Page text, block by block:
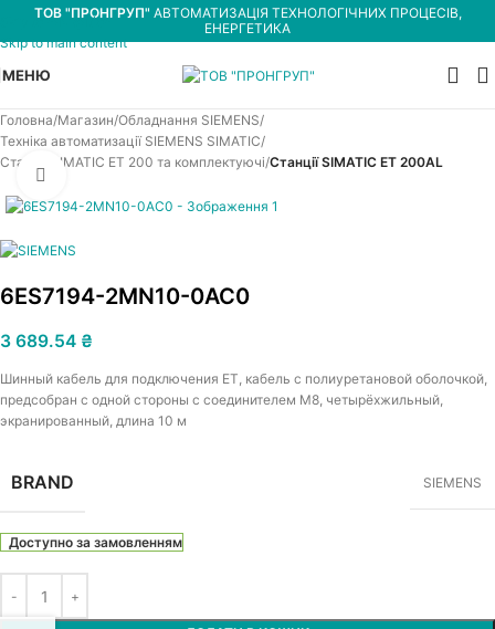
Skip to navigation
Skip to main content
ТОВ "ПРОНГРУП" АВТОМАТИЗАЦІЯ ТЕХНОЛОГІЧНИХ ПРОЦЕСІВ,
ЕНЕРГЕТИКА
МЕНЮ
Головна Магазин Обладнання SIEMENS
Техніка автоматизації SIEMENS SIMATIC
Станції SIMATIC ET 200 та комплектуючі Станції SIMATIC ET 200AL
6ES7194-2MN10-0AC0
3 689.54 ₴
Шинный кабель для подключения ET, кабель с полиуретановой оболочкой,
предсобран с одной стороны с соединителем M8, четырёхжильный,
экранированный, длина 10 м
BRAND SIEMENS
Доступно за замовленням